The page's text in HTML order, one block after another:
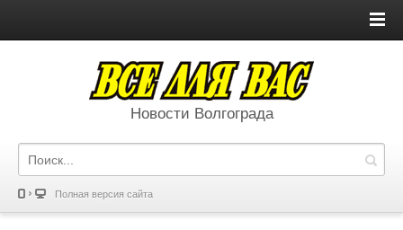
Новости Волгограда
Полная версия сайта